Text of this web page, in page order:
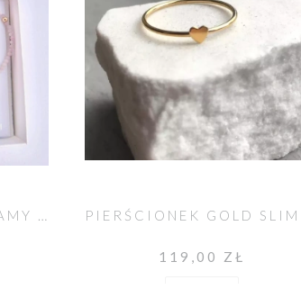
119,00 ZŁ